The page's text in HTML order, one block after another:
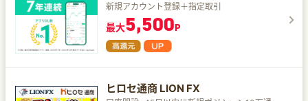
新規アカウント登録＋指定取引
最大5,500P
ヒロセ通商 LION FX